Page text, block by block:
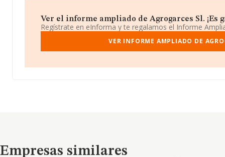
Ver el informe ampliado de Agrogarces Sl. ¡Es
Regístrate en eInforma y te regalamos el Informe
VER INFORME AMPLIADO DE
Empresas similares
Empresas similares